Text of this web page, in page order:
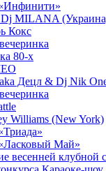
MILANA
Кокс
80-х
Децл & Dj Nik
Williams (New York)
Май»
весенней клубной